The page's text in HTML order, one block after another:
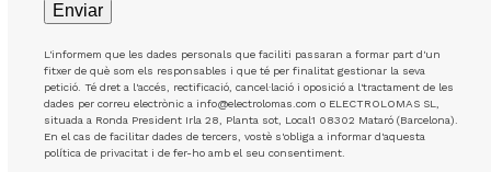
L'informem que les dades personals que faciliti passaran a formar part d'un
fitxer de què som els responsables i que té per finalitat gestionar la seva
petició. Té dret a l'accés, rectificació, cancel·lació i oposició a l'tractament de les
dades per correu electrònic a info@electrolomas.com o ELECTROLOMAS SL,
situada a Ronda President Irla 28, Planta sot, Local1 08302 Mataró (Barcelona).
En el cas de facilitar dades de tercers, vostè s'obliga a informar d'aquesta
política de privacitat i de fer-ho amb el seu consentiment.